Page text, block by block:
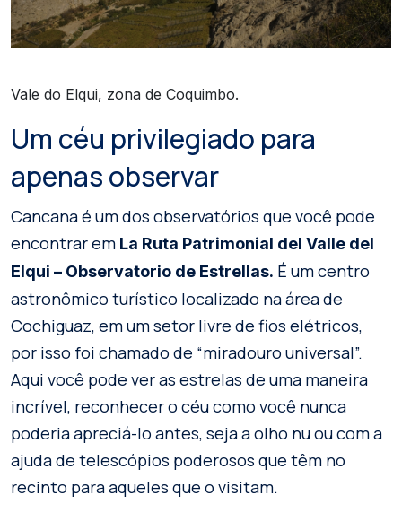
Vale do Elqui, zona de Coquimbo.
Um céu privilegiado para
apenas observar
Cancana é um dos observatórios que você pode
encontrar em La Ruta Patrimonial del Valle del
Elqui – Observatorio de Estrellas. É um centro
astronômico turístico localizado na área de
Cochiguaz, em um setor livre de fios elétricos,
por isso foi chamado de “miradouro universal”.
Aqui você pode ver as estrelas de uma maneira
incrível, reconhecer o céu como você nunca
poderia apreciá-lo antes, seja a olho nu ou com a
ajuda de telescópios poderosos que têm no
recinto para aqueles que o visitam.